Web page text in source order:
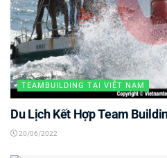
TEAMBUILDING TẠI VIỆT NAM
Du Lịch Kết Hợp Team
20/06/2022